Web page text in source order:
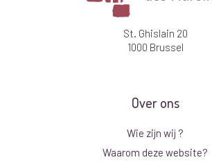
St. Ghislain 20
1000 Brussel
Over ons
Wie zijn wij ?
Waarom deze website?